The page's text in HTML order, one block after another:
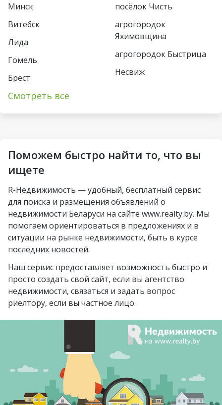
Грушевка
Уручье
Юбилейная пл
Пл Франтишка
Неморшанский сад
Минск
Витебск
Лида
Гомель
Брест
Пинск
Могилёв
Молодечно
Жлобин
Слуцк
Слоним
Бобруйск
Борисов
Барановичи
Вилейка
курортный посёлок
Нарочь
Новополоцк
Мозырь
Светлогорск
посёлок Чисть
агрогородок
Яхимовщина
агрогородок Быстрица
Несвиж
посёлок Усяж
агрогородок Замосточье
агрогородок Коммунар
городской посёлок
Радошковичи
посёлок Коренёвка
деревня Бобровичи
агрогородок
Людвиново
деревня Ковердяки
Добруш
агрогородок Путчино
Смотреть все
Поможем быстро найти то, что вы
ищете
R-Недвижимость — удобный, бесплатный сервис
для поиска и размещения объявлений о
недвижимости Беларуси на сайте www.realty.by. Мы
помогаем ориентироваться в предложениях и в
ситуации на рынке недвижимости, быть в курсе
последних новостей.
Наш сервис предоставляет возможность быстро и
просто создать свой сайт, если вы агентство
недвижимости, связаться и задать вопрос
риелтору, если вы частное лицо.